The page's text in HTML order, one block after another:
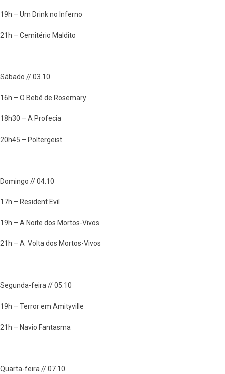
19h – Um Drink no Inferno
21h – Cemitério Maldito
Sábado // 03.10
16h – O Bebê de Rosemary
18h30 – A Profecia
20h45 – Poltergeist
Domingo // 04.10
17h – Resident Evil
19h – A Noite dos Mortos-Vivos
21h – A Volta dos Mortos-Vivos
Segunda-feira // 05.10
19h – Terror em Amityville
21h – Navio Fantasma
Quarta-feira // 07.10